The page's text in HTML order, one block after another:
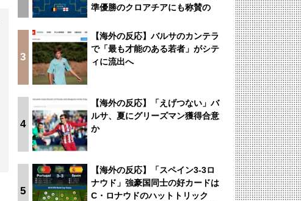
準優勝のクロアチアにも称賛の
3
【海外の反応】バルサのカンテラ
で「最も才能のある若者」がシテ
ィに流出へ
4
【海外の反応】「えげつない」バ
ルサ、夏にグリーズマン獲得合意
か
5
【海外の反応】「スペイン3-3ロ
ナウド」強豪国同士の好カードは
C・ロナウドのハットトリック